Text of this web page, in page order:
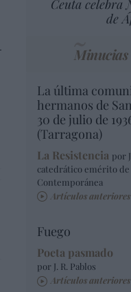
Ceuta celebra
de
Minucias
La última
hermanos de
30 de julio de
(Tarragona)
La Resistencia por
catedrático emérito
Contemporánea
Artículos anteriores
Fuego
Poeta pasmado
por J. R. Pablos
Artículos anteriores